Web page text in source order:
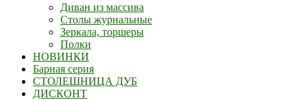
Диван из массива
Столы журнальные
Зеркала, торшеры
Полки
НОВИНКИ
Барная серия
СТОЛЕШНИЦА ДУБ
ДИСКОНТ